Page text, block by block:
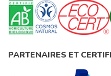
PARTENAIRES ET